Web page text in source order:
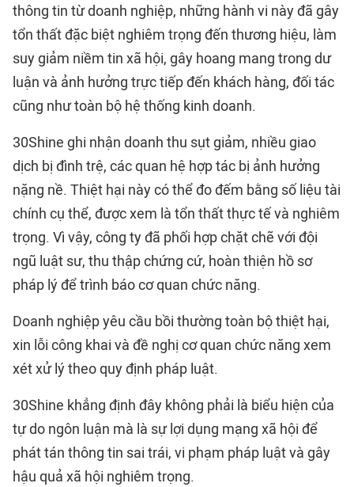
thông tin từ doanh nghiệp, những hành vi này đã gây
tổn thất đặc biệt nghiêm trọng đến thương hiệu, làm
suy giảm niềm tin xã hội, gây hoang mang trong dư
luận và ảnh hưởng trực tiếp đến khách hàng, đối tác
cũng như toàn bộ hệ thống kinh doanh.
30Shine ghi nhận doanh thu sụt giảm, nhiều giao
dịch bị đình trệ, các quan hệ hợp tác bị ảnh hưởng
nặng nề. Thiệt hại này có thể đo đếm bằng số liệu tài
chính cụ thể, được xem là tổn thất thực tế và nghiêm
trọng. Vì vậy, công ty đã phối hợp chặt chẽ với đội
ngũ luật sư, thu thập chứng cứ, hoàn thiện hồ sơ
pháp lý để trình báo cơ quan chức năng.
Doanh nghiệp yêu cầu bồi thường toàn bộ thiệt hại,
xin lỗi công khai và đề nghị cơ quan chức năng xem
xét xử lý theo quy định pháp luật.
30Shine khẳng định đây không phải là biểu hiện của
tự do ngôn luận mà là sự lợi dụng mạng xã hội để
phát tán thông tin sai trái, vi phạm pháp luật và gây
hậu quả xã hội nghiêm trọng.